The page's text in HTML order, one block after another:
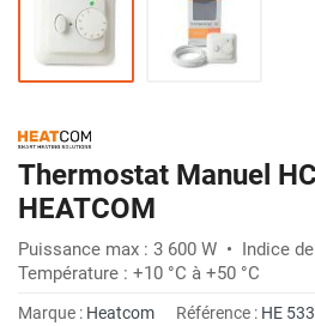
Thermostat Manuel
HEATCOM
Puissance max : 3 600 W • Indice
Température : +10 °C à +50 °C
Marque : Heatcom Référence : HE